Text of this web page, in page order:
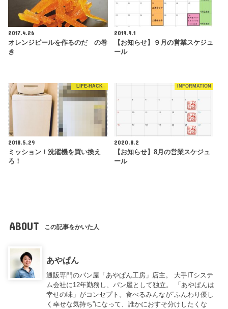
2017.4.26
オレンジピールを作るのだ の巻
き
2019.9.1
【お知らせ】９月の営業スケジュ
ール
LIFE-HACK
2018.5.29
ミッション！洗濯機を買い換え
ろ！
INFORMATION
2020.8.2
【お知らせ】8月の営業スケジュ
ール
ABOUT この記事をかいた人
あやぱん
通販専門のパン屋「あやぱん工房」店主。 大手ITシステ
ム会社に12年勤務し、パン屋として独立。 「あやぱんは
幸せの味」がコンセプト。食べるみんなが”ふんわり優し
く幸せな気持ち”になって、誰かにおすそ分けしたくな